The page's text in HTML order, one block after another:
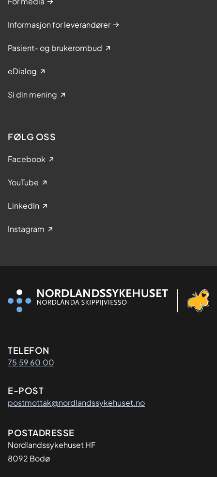
Informasjon for leverandører
Pasient- og brukerombud
eDialog
Si din mening
FØLG OSS
Facebook
YouTube
LinkedIn
Instagram
Kontaktinformasjon
TELEFON
75 59 60 00
E-POST
postmottak@nordlandssykehuset.no
Adresse
POSTADRESSE
Nordlandssykehuset HF
8092 Bodø